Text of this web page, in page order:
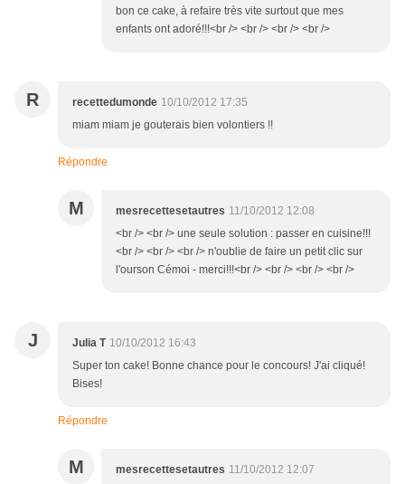
bon ce cake, à refaire très vite surtout que mes
enfants ont adoré!!!<br /> <br /> <br /> <br />
R recettedumonde 10/10/2012 17:35
miam miam je gouterais bien volontiers !!
Répondre
M mesrecettesetautres 11/10/2012 12:08
<br /> <br /> une seule solution : passer en cuisine!!!
<br /> <br /> <br /> n'oublie de faire un petit clic sur
l'ourson Cémoi - merci!!!<br /> <br /> <br /> <br />
J Julia T 10/10/2012 16:43
Super ton cake! Bonne chance pour le concours! J'ai cliqué!
Bises!
Répondre
M mesrecettesetautres 11/10/2012 12:07